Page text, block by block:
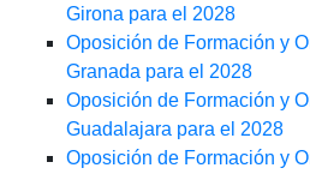
Girona para el 2028
Oposición de Formación y
Granada para el 2028
Oposición de Formación y
Guadalajara para el 2028
Oposición de Formación y